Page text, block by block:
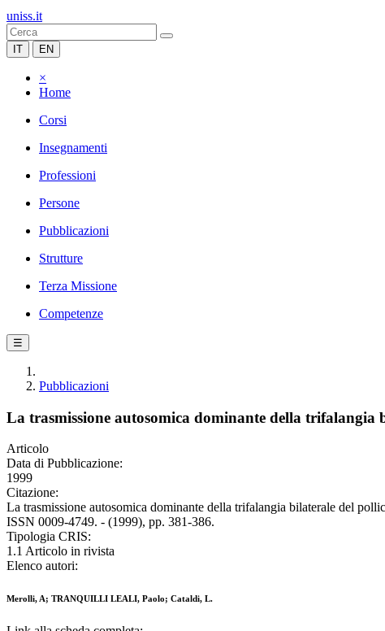
uniss.it
IT EN
×
Home
Corsi
Insegnamenti
Professioni
Persone
Pubblicazioni
Strutture
Terza Missione
Competenze
☰
Pubblicazioni
La trasmissione autosomica dominante della trifalangia
Articolo
Data di Pubblicazione:
1999
Citazione:
La trasmissione autosomica dominante della trifalangia bilaterale
ISSN 0009-4749. - (1999), pp. 381-386.
Tipologia CRIS:
1.1 Articolo in rivista
Elenco autori:
Merolli, A; TRANQUILLI LEALI, Paolo; Cataldi, L.